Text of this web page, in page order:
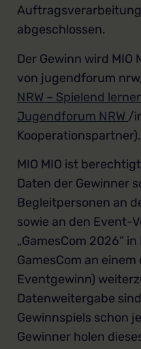
abgeschlossen.
Der Gewinn wird
von jugendforum nrw,
NRW – Spielend
Jugendforum NRW /
Kooperationspartner).
MIO MIO ist
Daten der Gewinner
Begleitpersonen an
sowie an den Event-
„GamesCom 2026“
GamesCom an
Eventgewinn)
Datenweitergabe
Gewinnspiels schon
Gewinner holen